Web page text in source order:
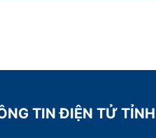
TIN ĐIỆN TỬ